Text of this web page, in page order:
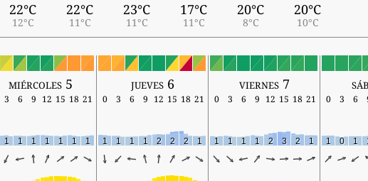
22°C
12°C
22°C
11°C
23°C
11°C
17°C
11°C
20°C
8°C
20°C
10°C
miércoles 5 jueves 6 viernes 7
3 6 9 12 15 18 21 0 3 6 9 12 15 18 21 0 3 6 9 12 15 18 21 0 3 6
1 1 1 1 1 1 1 1 1 1 1 2 2 2 1 1 1 1 1 2 3 2 1 1 0 1